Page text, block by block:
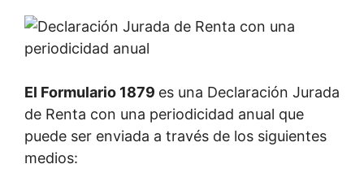
El Formulario 1879 es una Declaración Jurada
de Renta con una periodicidad anual que
puede ser enviada a través de los siguientes
medios: